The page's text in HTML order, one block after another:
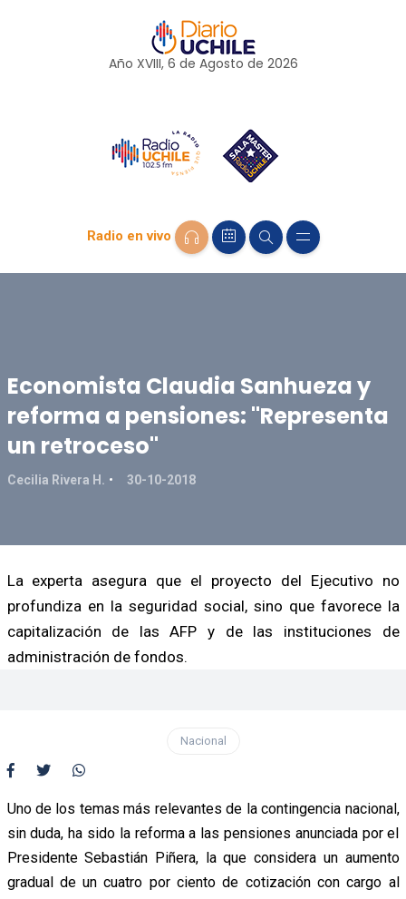
Año XVIII, 6 de Agosto de 2026
Radio en vivo
Economista Claudia Sanhueza y
reforma a pensiones: "Representa
un retroceso"
Cecilia Rivera H. 30-10-2018
La experta asegura que el proyecto del Ejecutivo no
profundiza en la seguridad social, sino que favorece la
capitalización de las AFP y de las instituciones de
administración de fondos.
Nacional
Uno de los temas más relevantes de la contingencia nacional,
sin duda, ha sido la reforma a las pensiones anunciada por el
Presidente Sebastián Piñera, la que considera un aumento
gradual de un cuatro por ciento de cotización con cargo al